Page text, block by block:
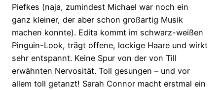
Piefkes (naja, zumindest Michael war noch ein
ganz kleiner, der aber schon großartig Musik
machen konnte). Edita kommt im schwarz-weißen
Pinguin-Look, trägt offene, lockige Haare und wirkt
sehr entspannt. Keine Spur von der von Till
erwähnten Nervosität. Toll gesungen – und vor
allem toll getanzt! Sarah Connor macht erstmal ein